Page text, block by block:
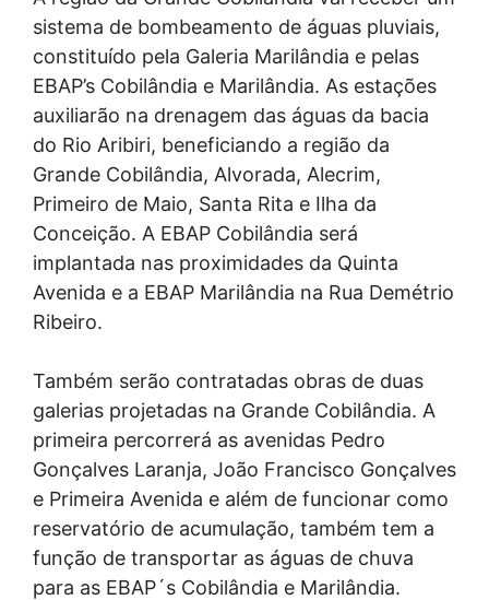
sistema de bombeamento de águas pluviais,
constituído pela Galeria Marilândia e pelas
EBAP’s Cobilândia e Marilândia. As estações
auxiliarão na drenagem das águas da bacia
do Rio Aribiri, beneficiando a região da
Grande Cobilândia, Alvorada, Alecrim,
Primeiro de Maio, Santa Rita e Ilha da
Conceição. A EBAP Cobilândia será
implantada nas proximidades da Quinta
Avenida e a EBAP Marilândia na Rua Demétrio
Ribeiro.
Também serão contratadas obras de duas
galerias projetadas na Grande Cobilândia. A
primeira percorrerá as avenidas Pedro
Gonçalves Laranja, João Francisco Gonçalves
e Primeira Avenida e além de funcionar como
reservatório de acumulação, também tem a
função de transportar as águas de chuva
para as EBAP´s Cobilândia e Marilândia.